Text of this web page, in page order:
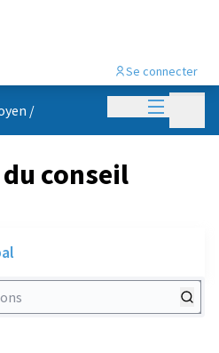
Menu
Se connecter
/
conseil